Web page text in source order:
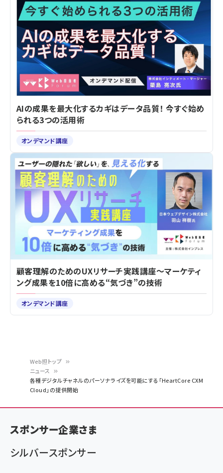
く
ず
Web担トップ
ニュース
各種デジタルチャネルのパーソナライズを可能にする「HeartCore CXM
Cloud」の提供開始
AIの成果を最大化するカギはデータ品質！ 今すぐ始め
られる3つの活用術
オンデマンド講座
顧客理解のためのUXリサーチ実践講座～マーケティ
ング成果を10倍に高める“気づき”の技術
オンデマンド講座
スポンサー企業さま
シルバースポンサー